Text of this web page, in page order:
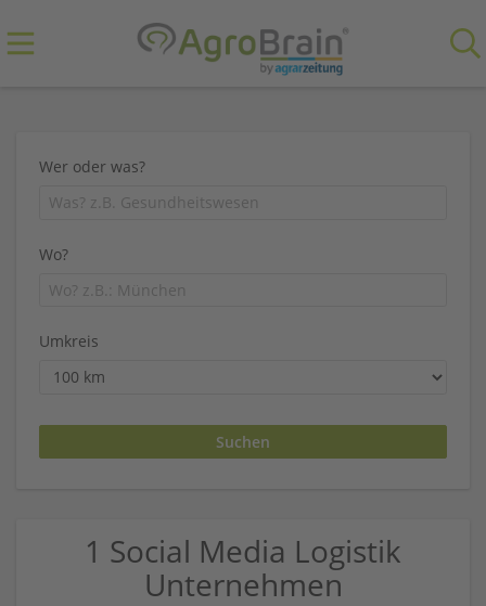
Wer oder was?
Wo?
Umkreis
1 Social Media Logistik
Unternehmen